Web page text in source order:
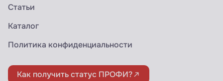
Статьи
Каталог
Политика конфиденциальности
Как получить статус ПРОФИ?